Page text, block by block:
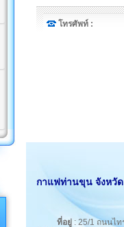
โทรศัพท์ :
กาแฟท่านขุน จังหวั
ที่อยู่ : 25/1 ถนนไ